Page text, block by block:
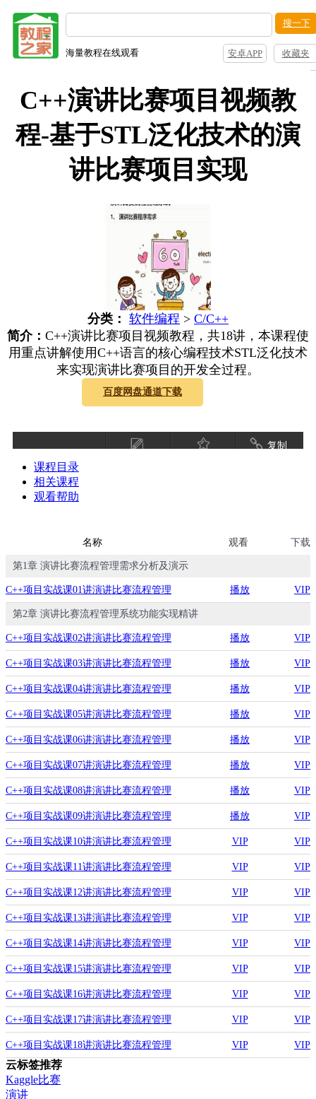
搜一下
海量教程在线观看 收藏夹
安卓APP
C++演讲比赛项目视频教
程-基于STL泛化技术的演
讲比赛项目实现
分类： 软件编程 > C/C++
简介： C++演讲比赛项目视频教程，共18讲，本课程使
用重点讲解使用C++语言的核心编程技术STL泛化技术
来实现演讲比赛项目的开发全过程。
百度网盘通道下载
复制
课程目录
相关课程
观看帮助
名称 下载
观看
第1章 演讲比赛流程管理需求分析及演示
C++项目实战课01讲演讲比赛流程管理
系统-比赛需求分析以及成品展示.mp4
VIP
播放
第2章 演讲比赛流程管理系统功能实现精讲
C++项目实战课02讲演讲比赛流程管理
系统-项目的创建.mp4
VIP
播放
C++项目实战课03讲演讲比赛流程管理
系统-演讲比赛管理类创建.mp4
VIP
播放
C++项目实战课04讲演讲比赛流程管理
系统-菜单功能界面搭建.mp4
VIP
播放
C++项目实战课05讲演讲比赛流程管理
系统-退出系统功能实现.mp4
VIP
播放
C++项目实战课06讲演讲比赛流程管理
系统-选手类创建.mp4
VIP
播放
C++项目实战课07讲演讲比赛流程管理
系统-容器的设计以及初始化操作.mp4
VIP
播放
C++项目实战课08讲演讲比赛流程管理
系统-创建选手.mp4
VIP
播放
C++项目实战课09讲演讲比赛流程管理
系统-抽签功能实现.mp4
VIP
播放
C++项目实战课10讲演讲比赛流程管理
系统-比赛功能实现.mp4
VIP
VIP
C++项目实战课11讲演讲比赛流程管理
系统-显示晋级选手信息.mp4
VIP
VIP
C++项目实战课12讲演讲比赛流程管理
系统-第二轮比赛流程实现.mp4
VIP
VIP
C++项目实战课13讲演讲比赛流程管理
系统-保存记录功能实现.mp4
VIP
VIP
C++项目实战课14讲演讲比赛流程管理
系统-读取记录-获取往届分数.mp4
VIP
VIP
C++项目实战课15讲演讲比赛流程管理
系统-读取记录-解析文件中的数据.mp4
VIP
VIP
C++项目实战课16讲演讲比赛流程管理
系统-查看往届记录功能实现.mp4
VIP
VIP
C++项目实战课17讲演讲比赛流程管理
系统-解决程序中的bug.mp4
VIP
VIP
C++项目实战课18讲演讲比赛流程管理
系统-清空记录功能实现.mp4
VIP
VIP
云标签推荐
Kaggle比赛
演讲